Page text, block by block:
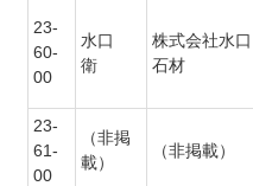
23-
60-
00
水口
衛
株式会社水口
石材
23-
61-
00
（非掲
載）
（非掲載）